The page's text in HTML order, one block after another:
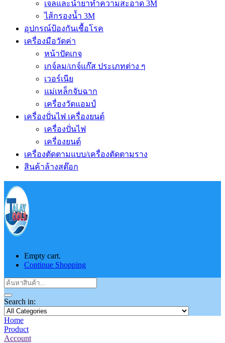
เจลและน้ำยาทำความสะอาด 3M
ไส้กรองน้ำ 3M
อุปกรณ์ป้องกันเชื้อโรค
เครื่องมือวัดค่า
หน้าปัดเกจ
เกจ์ลม/เกจ์แก๊ส ประเภทต่าง ๆ
เวอร์เนีย
แม่เหล็กจับฉาก
เครื่องวัดแอมป์
เครื่องปั่นไฟ เครื่องยนต์
เครื่องปั่นไฟ
เครื่องยนต์
เครื่องตัดตามแบบ/เครื่องตัดตามราง
สินค้าล้างสต๊อก
Empty cart.
Continue Shopping
Search in:
Home
Product
Account